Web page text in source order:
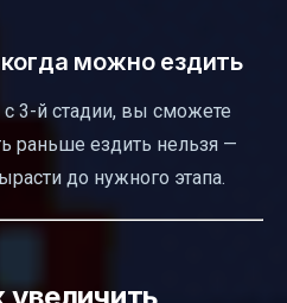
можно ездить
с 3-й стадии, вы сможете
раньше ездить нельзя —
до нужного этапа.